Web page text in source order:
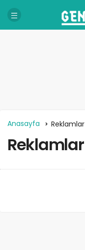
Anasayfa Reklamlar
Reklamlar